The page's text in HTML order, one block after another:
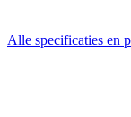
Alle specificaties en